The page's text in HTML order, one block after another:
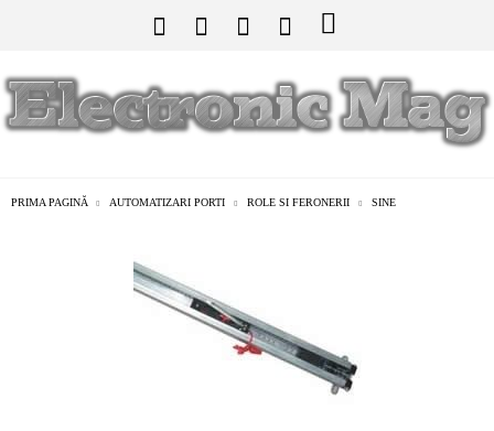
PRIMA PAGINĂ AUTOMATIZARI PORTI ROLE SI FERONERII SINE